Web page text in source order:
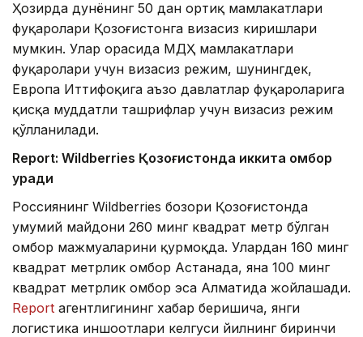
Ҳозирда дунёнинг 50 дан ортиқ мамлакатлари
фуқаролари Қозоғистонга визасиз киришлари
мумкин. Улар орасида МДҲ мамлакатлари
фуқаролари учун визасиз режим, шунингдек,
Европа Иттифоқига аъзо давлатлар фуқароларига
қисқа муддатли ташрифлар учун визасиз режим
қўлланилади.
Report: Wildberries Қозоғистонда иккита омбор
қуради
Россиянинг Wildberries бозори Қозоғистонда
умумий майдони 260 минг квадрат метр бўлган
омбор мажмуаларини қурмоқда. Улардан 160 минг
квадрат метрлик омбор Астанада, яна 100 минг
квадрат метрлик омбор эса Алматида жойлашади.
Report агентлигининг хабар беришича, янги
логистика иншоотлари келгуси йилнинг биринчи